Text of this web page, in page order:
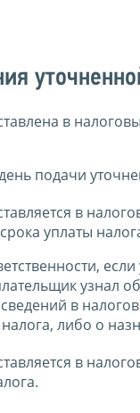
в
подачи
в
уплаты
узнал
в
либо о
в